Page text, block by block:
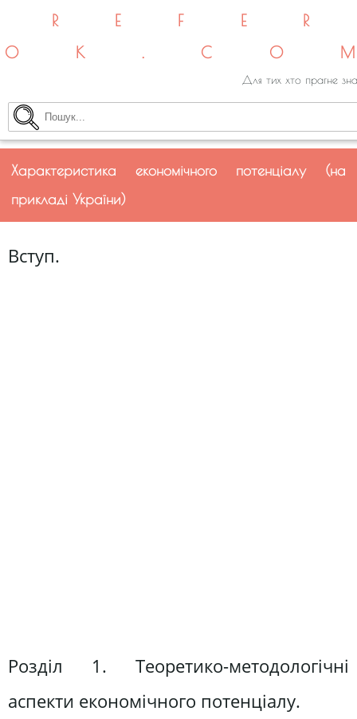
Для тих хто прагне
Характеристика економічного потенціалу (на
прикладі України)
Вступ.
Розділ 1. Теоретико-методологічні
аспекти економічного потенціалу.